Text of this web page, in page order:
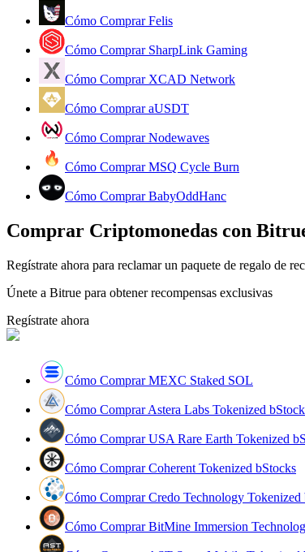
Copiar Trading
Únete a los mejores traders
Conviértete en un Trader de Copia
Disfruta del reparto de beneficios y comisiones de
Información
Análisis de big data que incluye información
Cómo Comprar Felis
Cómo Comprar SharpLink Gaming
Cómo Comprar XCAD Network
Cómo Comprar aUSDT
Cómo Comprar Nodewaves
Cómo Comprar MSQ Cycle Burn
Cómo Comprar BabyOddHanc
Comprar Criptomonedas con
Regístrate ahora para reclamar un paquete de regalo de
Únete a Bitrue para obtener recompensas exclusivas
Regístrate ahora
Cómo Comprar MEXC Staked SOL
Cómo Comprar Astera Labs Tokenized
Cómo Comprar USA Rare Earth Tokenized
Cómo Comprar Coherent Tokenized bStocks
Cómo Comprar Credo Technology Tokenized
Cómo Comprar BitMine Immersion